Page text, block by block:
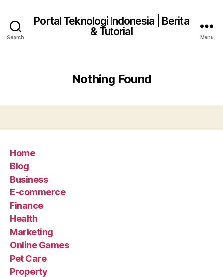
Search
Portal Teknologi Indonesia | Berita
& Tutorial
Menu
Nothing Found
Home
Blog
Business
E-commerce
Finance
Health
Marketing
Online Games
Pet Care
Property